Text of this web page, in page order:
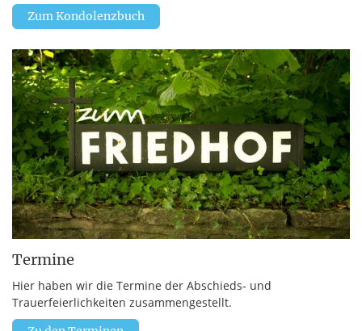
Zum Kondolenzbuch
Termine
Hier haben wir die Termine der Abschieds- und
Trauerfeierlichkeiten zusammengestellt.